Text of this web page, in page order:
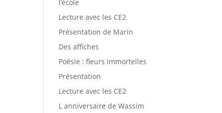
l’école
Lecture avec les CE2
Présentation de Marin
Des affiches
Poésie : fleurs immortelles
Présentation
Lecture avec les CE2
L anniversaire de Wassim